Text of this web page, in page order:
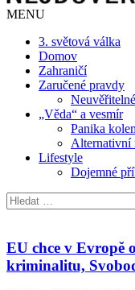
MENU
3. světová válka
Domov
Zahraničí
Zaručené pravdy
„Věda“ a vesmír
Panika
Alternativní
Lifestyle
Dojemné
Vyhledávání
EU chce v Evropě
kriminalitu,